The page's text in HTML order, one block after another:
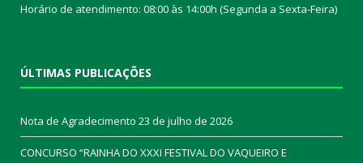
Horário de atendimento: 08:00 às 14:00h (Segunda a Sexta-Feira)
ÚLTIMAS PUBLICAÇÕES
Nota de Agradecimento 23 de julho de 2026
CONCURSO “RAINHA DO XXXI FESTIVAL DO VAQUEIRO E